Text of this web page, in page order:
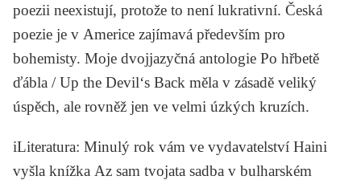
poezii neexistují, protože to není lukrativní. Česká
poezie je v Americe zajímavá především pro
bohemisty. Moje dvojjazyčná antologie Po hřbetě
ďábla / Up the Devil‘s Back měla v zásadě veliký
úspěch, ale rovněž jen ve velmi úzkých kruzích.
iLiteratura: Minulý rok vám ve vydavatelství Haini
vyšla knížka Az sam tvojata sadba v bulharském